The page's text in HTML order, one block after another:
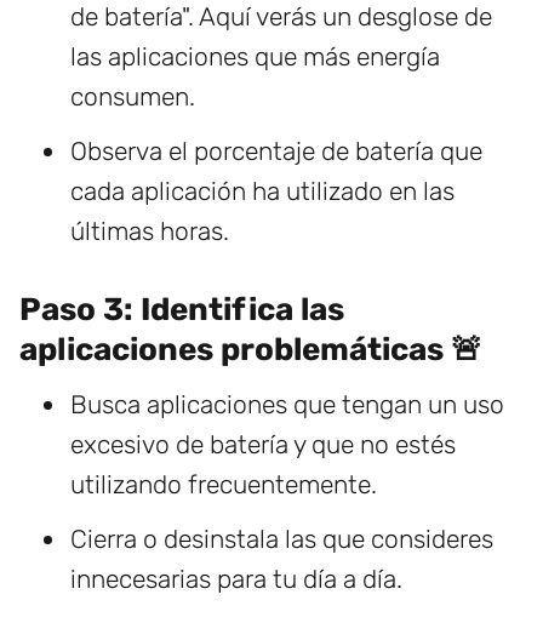
de batería". Aquí verás un desglose de
las aplicaciones que más energía
consumen.
Observa el porcentaje de batería que
cada aplicación ha utilizado en las
últimas horas.
Paso 3: Identifica las
aplicaciones problemáticas 🚨
Busca aplicaciones que tengan un uso
excesivo de batería y que no estés
utilizando frecuentemente.
Cierra o desinstala las que consideres
innecesarias para tu día a día.